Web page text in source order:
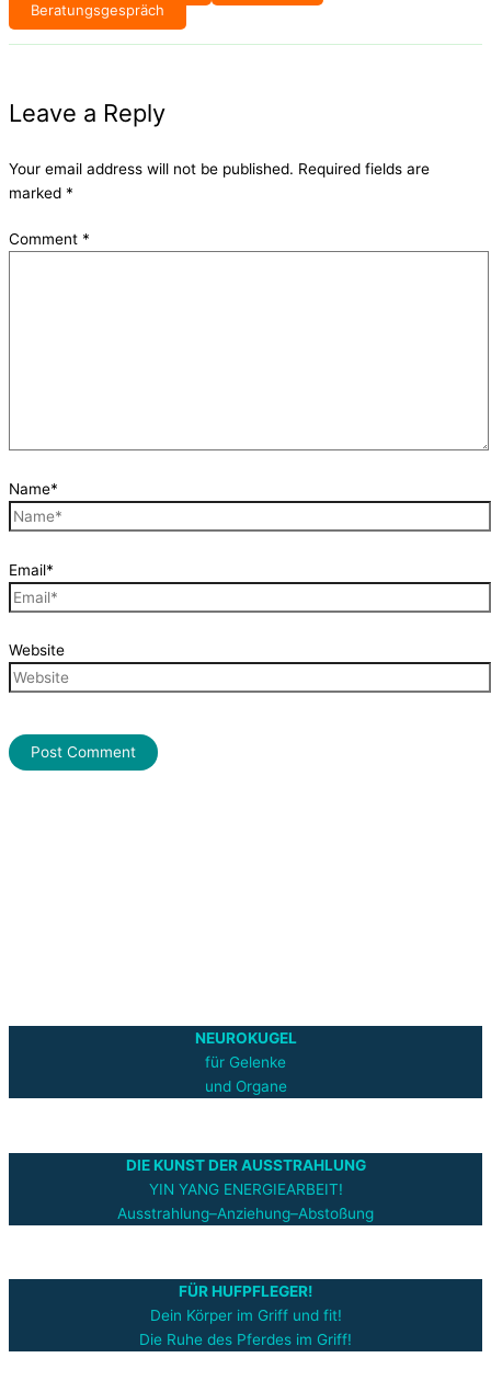
Beratungsgespräch
Leave a Reply
Your email address will not be published. Required fields are
marked *
Comment *
Name*
Email*
Website
NEUROKUGEL
für Gelenke
und Organe
DIE KUNST DER AUSSTRAHLUNG
YIN YANG ENERGIEARBEIT!
Ausstrahlung–Anziehung–Abstoßung
FÜR HUFPFLEGER!
Dein Körper im Griff und fit!
Die Ruhe des Pferdes im Griff!